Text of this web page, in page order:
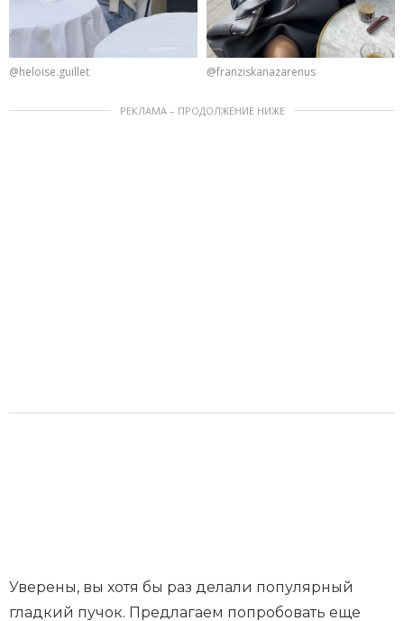
@heloise.guillet @franziskanazarenus
РЕКЛАМА – ПРОДОЛЖЕНИЕ НИЖЕ
Уверены, вы хотя бы раз делали популярный
гладкий пучок. Предлагаем попробовать еще